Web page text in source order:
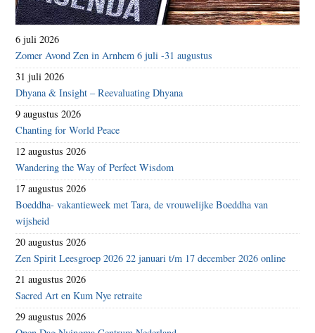
6 juli 2026
Zomer Avond Zen in Arnhem 6 juli -31 augustus
31 juli 2026
Dhyana & Insight – Reevaluating Dhyana
9 augustus 2026
Chanting for World Peace
12 augustus 2026
Wandering the Way of Perfect Wisdom
17 augustus 2026
Boeddha- vakantieweek met Tara, de vrouwelijke Boeddha van
wijsheid
20 augustus 2026
Zen Spirit Leesgroep 2026 22 januari t/m 17 december 2026 online
21 augustus 2026
Sacred Art en Kum Nye retraite
29 augustus 2026